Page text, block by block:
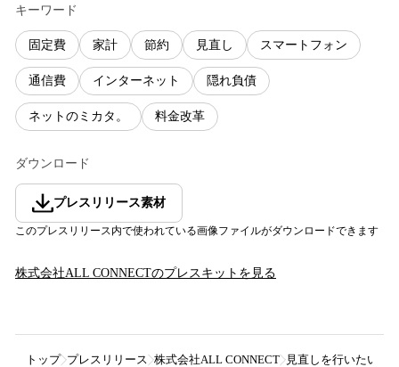
キーワード
固定費 家計 節約 見直し スマートフォン
通信費 インターネット 隠れ負債
ネットのミカタ。 料金改革
ダウンロード
プレスリリース素材
このプレスリリース内で使われている画像ファイルがダウンロードできます
株式会社ALL CONNECTのプレスキットを見る
トップ プレスリリース 株式会社ALL CONNECT 見直しを行いたい家